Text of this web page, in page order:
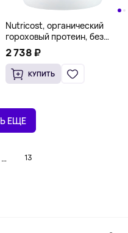
Nutricost, органический
гороховый протеин, без
добавок, 454 г (1 фунт)
2 738 ₽
КУПИТЬ
ЕЩЕ
… 13